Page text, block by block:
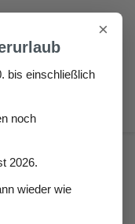
Br:
×
bis einschließlich
noch
2026.
wieder wie